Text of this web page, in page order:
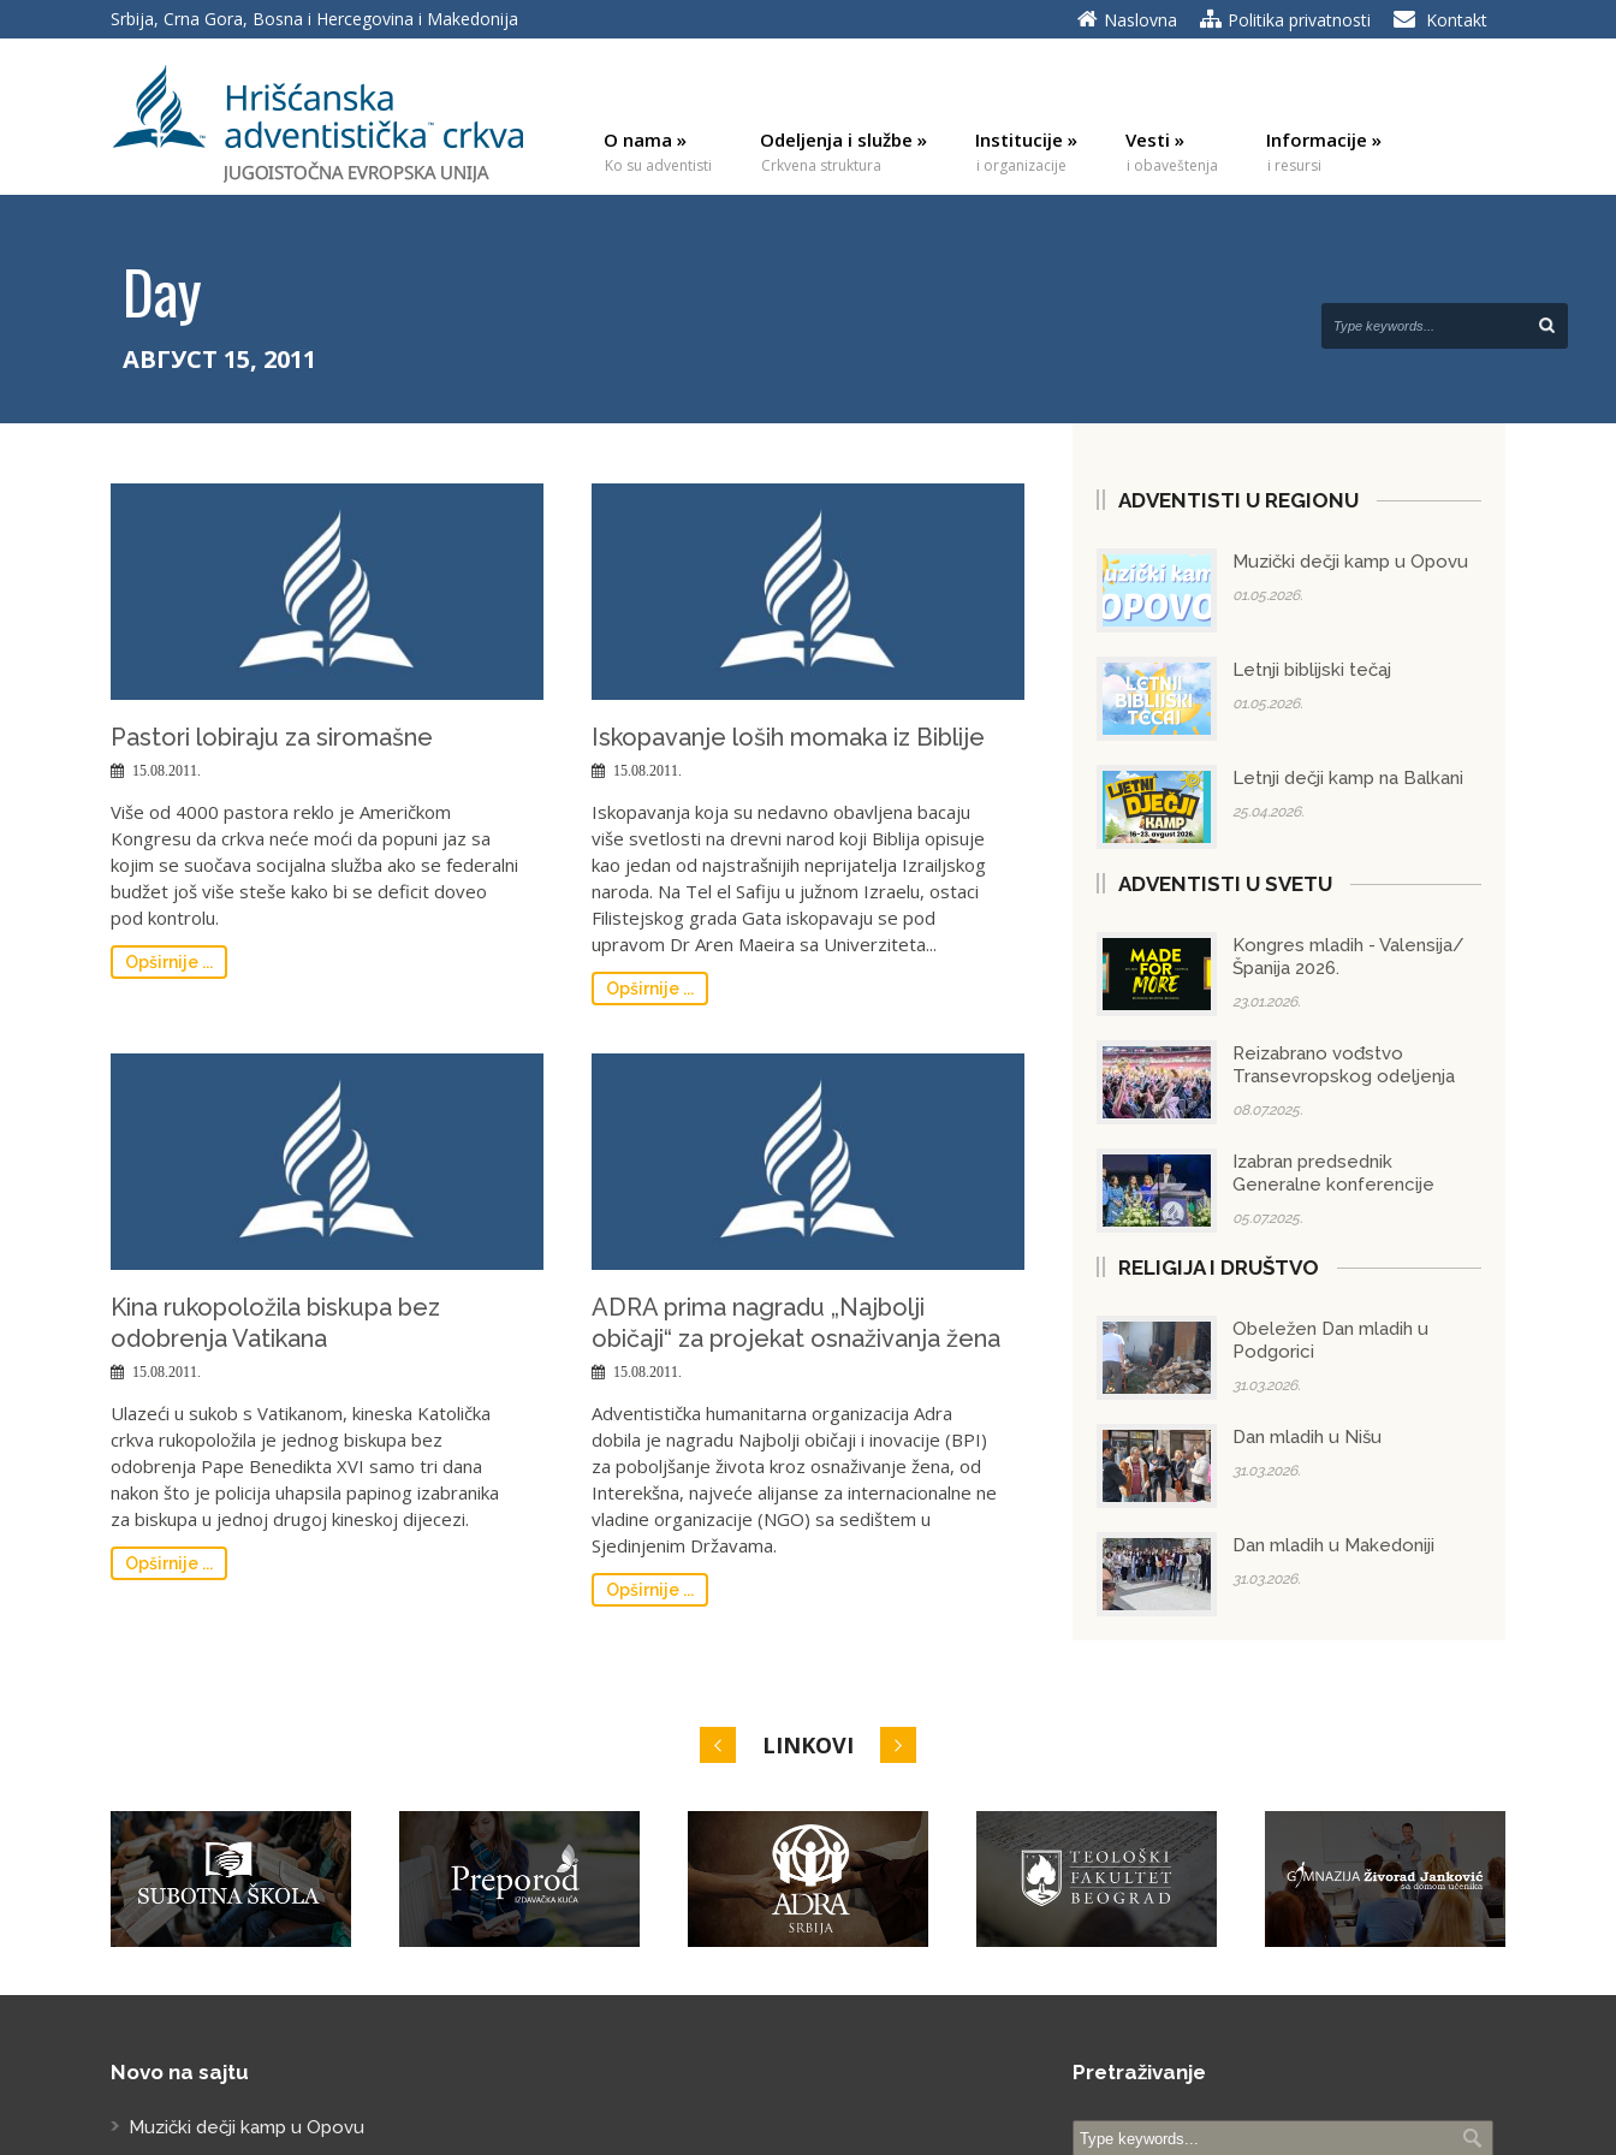
Srbija, Crna Gora, Bosna i Hercegovina i Makedonija Naslovna Politika privatnosti Kontakt
O nama »
Ko su adventisti
Odeljenja i službe »
Crkvena struktura
Institucije »
i organizacije
Vesti »
i obaveštenja
Informacije »
i resursi
Day
АВГУСТ 15, 2011
Pastori lobiraju za siromašne
15.08.2011.
Više od 4000 pastora reklo je Američkom
Kongresu da crkva neće moći da popuni jaz sa
kojim se suočava socijalna služba ako se federalni
budžet još više steše kako bi se deficit doveo
pod kontrolu.
Opširnije ...
Iskopavanje loših momaka iz Biblije
15.08.2011.
Iskopavanja koja su nedavno obavljena bacaju
više svetlosti na drevni narod koji Biblija opisuje
kao jedan od najstrašnijih neprijatelja Izrailjskog
naroda. Na Tel el Safiju u južnom Izraelu, ostaci
Filistejskog grada Gata iskopavaju se pod
upravom Dr Aren Maeira sa Univerziteta...
Opširnije ...
Kina rukopoložila biskupa bez
odobrenja Vatikana
15.08.2011.
Ulazeći u sukob s Vatikanom, kineska Katolička
crkva rukopoložila je jednog biskupa bez
odobrenja Pape Benedikta XVI samo tri dana
nakon što je policija uhapsila papinog izabranika
za biskupa u jednoj drugoj kineskoj dijecezi.
Opširnije ...
ADRA prima nagradu „Najbolji
običaji“ za projekat osnaživanja žena
15.08.2011.
Adventistička humanitarna organizacija Adra
dobila je nagradu Najbolji običaji i inovacije (BPI)
za poboljšanje života kroz osnaživanje žena, od
Interekšna, najveće alijanse za internacionalne ne
vladine organizacije (NGO) sa sedištem u
Sjedinjenim Državama.
Opširnije ...
ADVENTISTI U REGIONU
Muzički dečji kamp u Opovu
01.05.2026.
Letnji biblijski tečaj
01.05.2026.
Letnji dečji kamp na Balkani
25.04.2026.
ADVENTISTI U SVETU
Kongres mladih - Valensija/
Španija 2026.
23.01.2026.
Reizabrano vođstvo
Transevropskog odeljenja
08.07.2025.
Izabran predsednik
Generalne konferencije
05.07.2025.
RELIGIJA I DRUŠTVO
Obeležen Dan mladih u
Podgorici
31.03.2026.
Dan mladih u Nišu
31.03.2026.
Dan mladih u Makedoniji
31.03.2026.
LINKOVI
Novo na sajtu
Muzički dečji kamp u Opovu
Pretraživanje